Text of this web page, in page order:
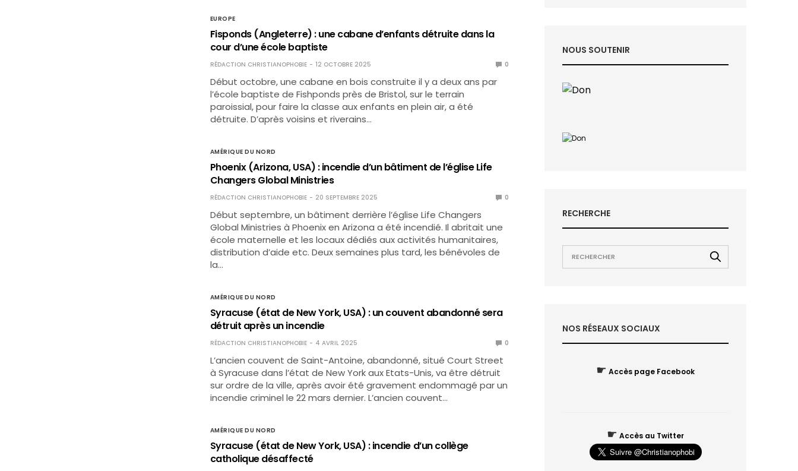
EUROPE
Fisponds (Angleterre) : une cabane d’enfants détruite dans la
cour d’une école baptiste
RÉDACTION CHRISTIANOPHOBIE 12 OCTOBRE 2025 0
Début octobre, une cabane en bois construite il y a deux ans par
l’école baptiste de Fishponds près de Bristol, sur le terrain
paroissial, pour faire la classe aux enfants en plein air, a été
détruite. D’après voisins et riverains…
AMÉRIQUE DU NORD
Phoenix (Arizona, USA) : incendie d’un bâtiment de l’église Life
Changers Global Ministries
RÉDACTION CHRISTIANOPHOBIE 20 SEPTEMBRE 2025 0
Début septembre, un bâtiment derrière l’église Life Changers
Global Ministries à Phoenix en Arizona a été incendié. Il abritait une
école maternelle et les locaux dédiés aux activités humanitaires,
distribution d’aide etc. Deux semaines plus tard, les bénévoles de
la…
AMÉRIQUE DU NORD
Syracuse (état de New York, USA) : un couvent abandonné sera
détruit après un incendie
RÉDACTION CHRISTIANOPHOBIE 4 AVRIL 2025 0
L’ancien couvent de Saint-Antoine, abandonné, situé Court Street
à Syracuse dans l’état de New York aux Etats-Unis, va être détruit
sur ordre de la ville, après avoir été gravement endommagé par un
incendie criminel le 22 mars dernier. L’ancien couvent…
AMÉRIQUE DU NORD
Syracuse (état de New York, USA) : incendie d’un collège
catholique désaffecté
NOUS SOUTENIR
RECHERCHE
NOS RÉSEAUX SOCIAUX
☛ Accès page Facebook
☛ Accès au Twitter